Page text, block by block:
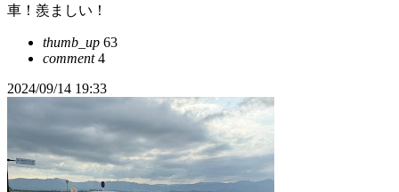
車！羨ましい！
thumb_up 63
comment4
2024/09/14 19:33